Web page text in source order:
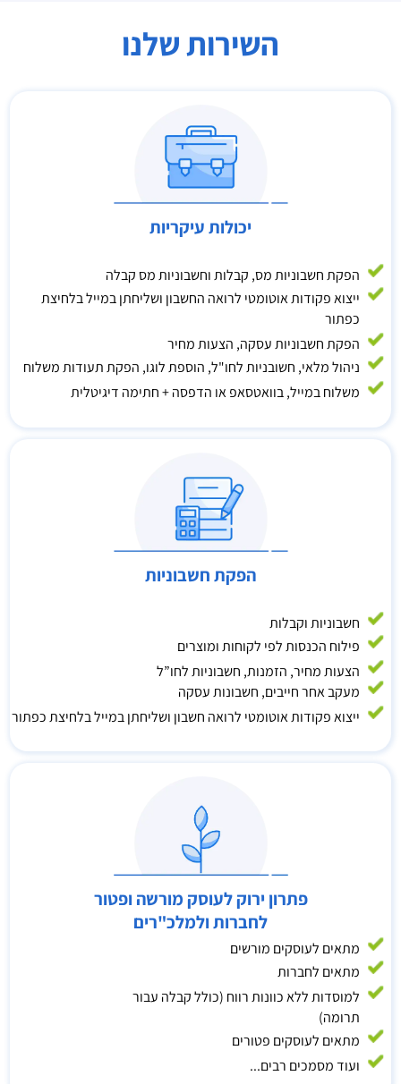
השירות שלנו
יכולות עיקריות
הפקת חשבוניות מס, קבלות וחשבוניות מס קבלה
ייצוא פקודות אוטומטי לרואה החשבון ושליחתן במייל בלחיצת
כפתור
הפקת חשבוניות עסקה, הצעות מחיר
ניהול מלאי, חשובניות לחו"ל, הוספת לוגו, הפקת תעודות משלוח
משלוח במייל, בוואטסאפ או הדפסה + חתימה דיגיטלית
הפקת חשבוניות
חשבוניות וקבלות
פילוח הכנסות לפי לקוחות ומוצרים
הצעות מחיר, הזמנות, חשבוניות לחו”ל
מעקב אחר חייבים, חשבונות עסקה
ייצוא פקודות אוטומטי לרואה חשבון ושליחתן במייל בלחיצת כפתור
פתרון ירוק לעוסק מורשה ופטור
לחברות ולמלכ"רים
מתאים לעוסקים מורשים
מתאים לחברות
למוסדות ללא כוונות רווח (כולל קבלה עבור
תרומה)
מתאים לעוסקים פטורים
ועוד מסמכים רבים...